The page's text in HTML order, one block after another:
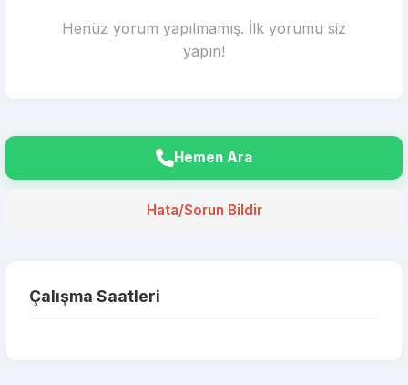
Henüz yorum yapılmamış. İlk yorumu siz
yapın!
Hemen Ara
Hata/Sorun Bildir
Çalışma Saatleri